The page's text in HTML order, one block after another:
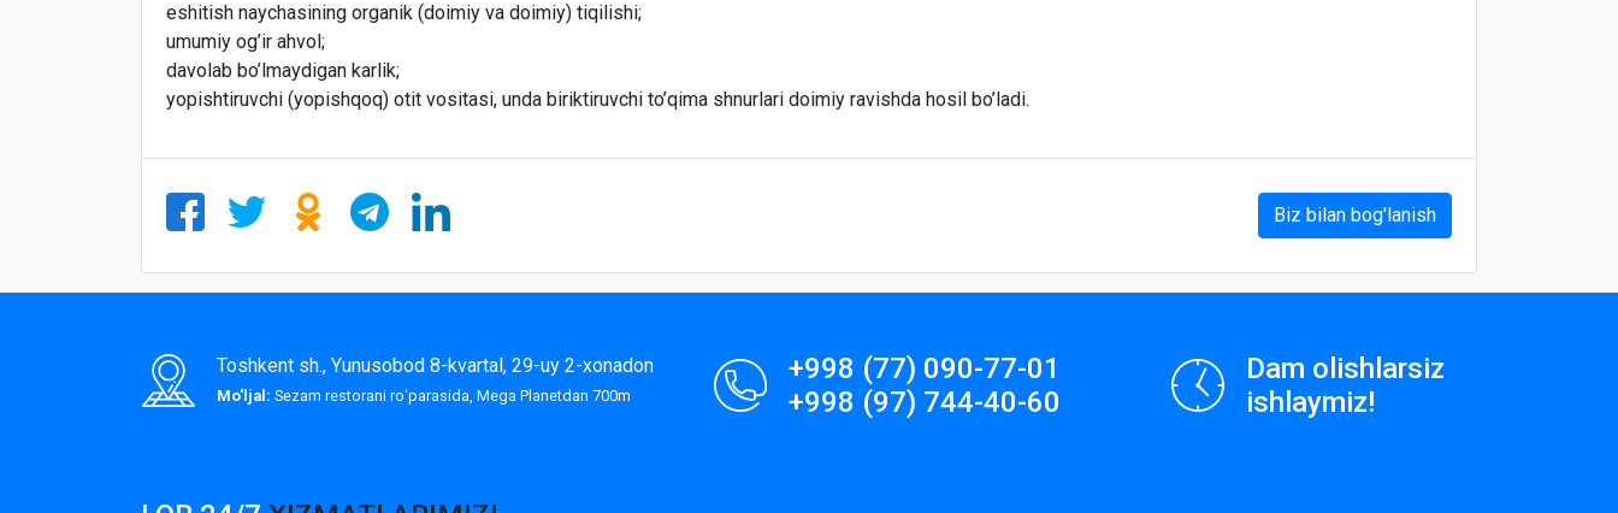
eshitish naychasining organik (doimiy va doimiy) tiqilishi;
umumiy og’ir ahvol;
davolab bo’lmaydigan karlik;
yopishtiruvchi (yopishqoq) otit vositasi, unda biriktiruvchi to’qima shnurlari doimiy ravishda hosil bo’ladi.
Biz bilan bog'lanish
Toshkent sh., Yunusobod 8-kvartal, 29-uy 2-xonadon
Mo'ljal: Sezam restorani roʻparasida, Mega Planetdan 700m
+998 (77) 090-77-01
+998 (97) 744-40-60
Dam olishlarsiz
ishlaymiz!